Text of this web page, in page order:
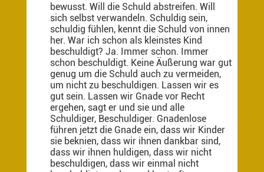
bewusst. Will die Schuld abstreifen. Will
sich selbst verwandeln. Schuldig sein,
schuldig fühlen, kennt die Schuld von innen
her. War ich schon als kleinstes Kind
beschuldigt? Ja. Immer schon. Immer
schon beschuldigt. Keine Äußerung war gut
genug um die Schuld auch zu vermeiden,
um nicht zu beschuldigen. Lassen wir es
gut sein. Lassen wir Gnade vor Recht
ergehen, sagt er und sie und alle
Schuldiger, Beschuldiger. Gnadenlose
führen jetzt die Gnade ein, dass wir Kinder
sie beknien, dass wir ihnen dankbar sind,
dass wir ihnen huldigen, dass wir nicht
beschuldigen, dass wir einmal nicht